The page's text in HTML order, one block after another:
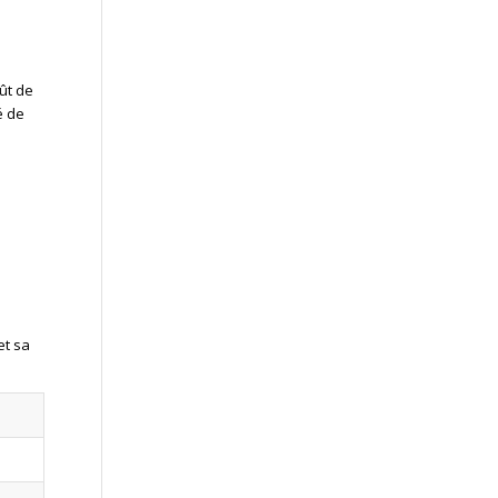
de
de
sa